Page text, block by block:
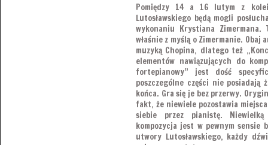
Pomiędzy 14 a 16 lutym z
Lutosławskiego będą mogli
wykonaniu Krystiana Zimermana.
właśnie z myślą o Zimermanie. Obaj
muzyką Chopina, dlatego też
elementów nawiązujących do
fortepianowy” jest dość
poszczególne części nie posiadają
końca. Gra się je bez przerwy.
fakt, że niewiele pozostawia
siebie przez pianistę.
kompozycja jest w pewnym sensie
utwory Lutosławskiego, każdy